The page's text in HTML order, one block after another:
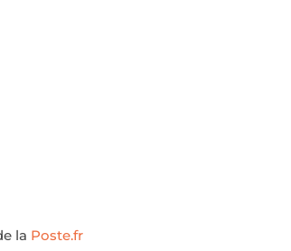
la Poste.fr